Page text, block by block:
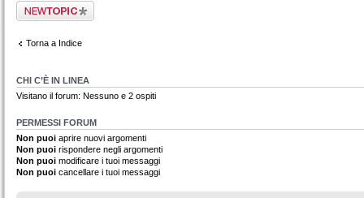
Scrivi un nuovo
argomento
Torna a Indice
CHI C’È IN LINEA
Visitano il forum: Nessuno e 2 ospiti
PERMESSI FORUM
Non puoi aprire nuovi argomenti
Non puoi rispondere negli argomenti
Non puoi modificare i tuoi messaggi
Non puoi cancellare i tuoi messaggi